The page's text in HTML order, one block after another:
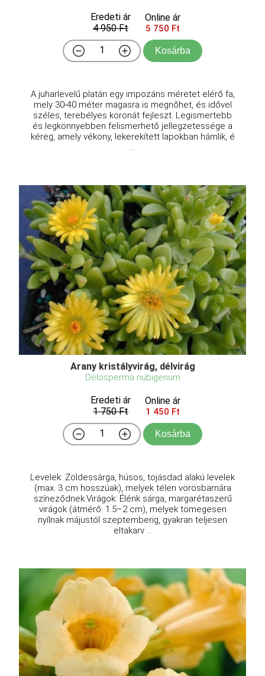
Eredeti ár
4 950 Ft
Online ár
5 750 Ft
Kosárba
A juharlevelű platán egy impozáns méretet elérő fa,
mely 30-40 méter magasra is megnőhet, és idővel
széles, terebélyes koronát fejleszt. Legismertebb
és legkönnyebben felismerhető jellegzetessége a
kéreg, amely vékony, lekerekített lapokban hámlik, é
Arany kristályvirág, délvirág
Delosperma nubigenum
Eredeti ár
1 750 Ft
Online ár
1 450 Ft
Kosárba
Levelek: Zöldessárga, húsos, tojásdad alakú levelek
(max. 3 cm hosszúak), melyek télen vörösbarnára
színeződnek.Virágok: Élénk sárga, margarétaszerű
virágok (átmérő: 1.5–2 cm), melyek tömegesen
nyílnak májustól szeptemberig, gyakran teljesen
eltakarv ...